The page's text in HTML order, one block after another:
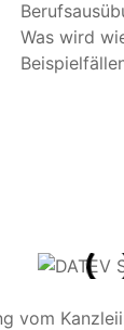
Was wird
vom